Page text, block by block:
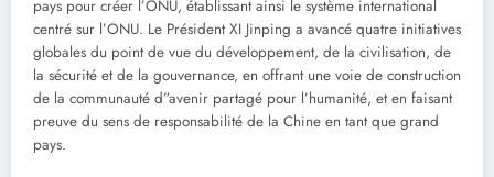
pays pour créer l’ONU, établissant ainsi le système international
centré sur l’ONU. Le Président XI Jinping a avancé quatre initiatives
globales du point de vue du développement, de la civilisation, de
la sécurité et de la gouvernance, en offrant une voie de construction
de la communauté d”avenir partagé pour l’humanité, et en faisant
preuve du sens de responsabilité de la Chine en tant que grand
pays.